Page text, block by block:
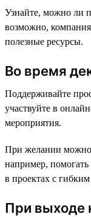
Узнайте, можно ли
возможно,
полезные ресурсы.
Во время
Поддерживайте
участвуйте в
мероприятия.
При желании можно
например, помогать
в проектах с
При выходе